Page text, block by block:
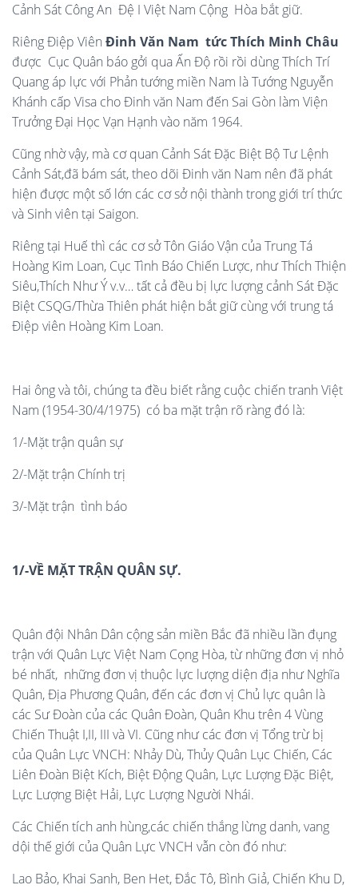
Cảnh Sát Công An Đệ I Việt Nam Cộng Hòa bắt giữ.
Riêng Điệp Viên Đinh Văn Nam tức Thích Minh Châu
được Cục Quân báo gởi qua Ấn Độ rồi rồi dùng Thích Trí
Quang áp lực với Phản tướng miền Nam là Tướng Nguyễn
Khánh cấp Visa cho Đinh văn Nam đến Sai Gòn làm Viện
Trưởng Đại Học Vạn Hạnh vào năm 1964.
Cũng nhờ vậy, mà cơ quan Cảnh Sát Đặc Biệt Bộ Tư Lệnh
Cảnh Sát,đã bám sát, theo dõi Đinh văn Nam nên đã phát
hiện được một số lớn các cơ sở nội thành trong giới trí thức
và Sinh viên tại Saigon.
Riêng tại Huế thì các cơ sở Tôn Giáo Vận của Trung Tá
Hoàng Kim Loan, Cục Tình Báo Chiến Lược, như Thích Thiện
Siêu,Thích Như Ý v.v… tất cả đều bị lực lượng cảnh Sát Đặc
Biệt CSQG/Thừa Thiên phát hiện bắt giữ cùng với trung tá
Điệp viên Hoàng Kim Loan.
Hai ông và tôi, chúng ta đều biết rằng cuộc chiến tranh Việt
Nam (1954-30/4/1975) có ba mặt trận rõ ràng đó là:
1/-Mặt trận quân sự
2/-Mặt trận Chính trị
3/-Mặt trận tình báo
1/-VỀ MẶT TRẬN QUÂN SỰ.
Quân đội Nhân Dân cộng sản miền Bắc đã nhiều lần đụng
trận với Quân Lực Việt Nam Cọng Hòa, từ những đơn vị nhỏ
bé nhất, những đơn vị thuộc lực lượng diện địa như Nghĩa
Quân, Địa Phương Quân, đến các đơn vị Chủ lực quân là
các Sư Đoàn của các Quân Đoàn, Quân Khu trên 4 Vùng
Chiến Thuật I,II, III và VI. Cũng như các đơn vị Tổng trừ bị
của Quân Lực VNCH: Nhảy Dù, Thủy Quân Lục Chiến, Các
Liên Đoàn Biệt Kích, Biệt Động Quân, Lực Lượng Đặc Biệt,
Lực Lượng Biệt Hải, Lực Lượng Người Nhái.
Các Chiến tích anh hùng,các chiến thắng lừng danh, vang
dội thế giới của Quân Lực VNCH vẫn còn đó như:
Lao Bảo, Khai Sanh, Ben Het, Đắc Tô, Bình Giả, Chiến Khu D,